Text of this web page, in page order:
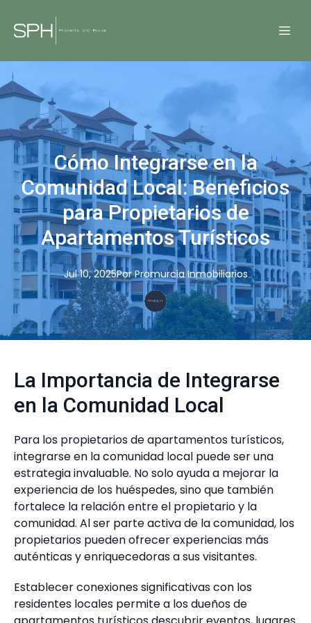
Cómo Integrarse en la
Comunidad Local: Beneficios
para Propietarios de
Apartamentos Turísticos
Jul 10, 2025Por Promurcia Inmobiliarios
La Importancia de Integrarse
en la Comunidad Local
Para los propietarios de apartamentos turísticos,
integrarse en la comunidad local puede ser una
estrategia invaluable. No solo ayuda a mejorar la
experiencia de los huéspedes, sino que también
fortalece la relación entre el propietario y la
comunidad. Al ser parte activa de la comunidad, los
propietarios pueden ofrecer experiencias más
auténticas y enriquecedoras a sus visitantes.
Establecer conexiones significativas con los
residentes locales permite a los dueños de